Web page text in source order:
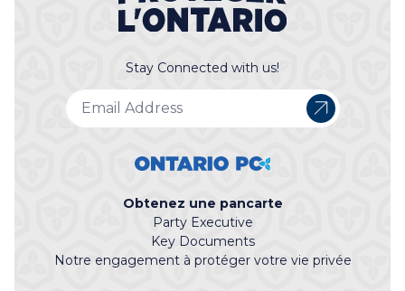
Stay Connected with us!
Obtenez une pancarte
Party Executive
Key Documents
Notre engagement à protéger votre vie privée